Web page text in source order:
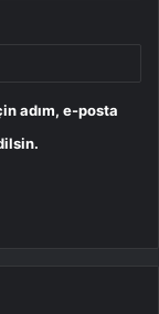
adım, e-posta